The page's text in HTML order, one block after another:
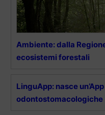
Ambiente: dalla
ecosistemi forestali
LinguApp: nasce
odontostomacologiche